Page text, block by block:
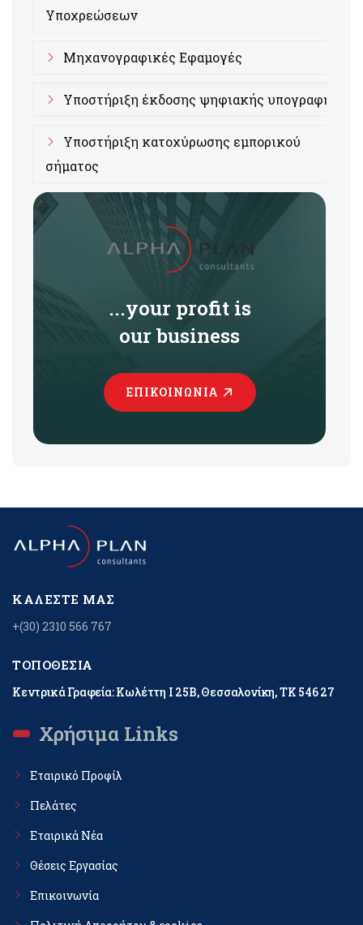
Υποχρεώσεων
Μηχανογραφικές Εφαμογές
Υποστήριξη έκδοσης ψηφιακής υπογραφής
Υποστήριξη κατοχύρωσης εμπορικού
σήματος
...your profit is
our business
ΕΠΙΚΟΙΝΩΝΊΑ
ΚΑΛΈΣΤΕ ΜΑΣ
+(30) 2310 566 767
ΤΟΠΟΘΕΣΊΑ
Κεντρικά Γραφεία: Κωλέττη Ι 25Β, Θεσσαλονίκη, ΤΚ 546 27
Χρήσιμα Links
Εταιρικό Προφίλ
Πελάτες
Εταιρικά Νέα
Θέσεις Εργασίας
Επικοινωνία